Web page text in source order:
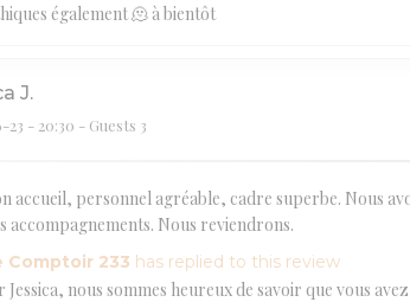
également 🫠 à bientôt
J
23 - 20:30 - Guests 3
accueil, personnel agréable, cadre superbe. Nous
accompagnements. Nous reviendrons.
Comptoir 233 has replied to this review
Jessica, nous sommes heureux de savoir que vous